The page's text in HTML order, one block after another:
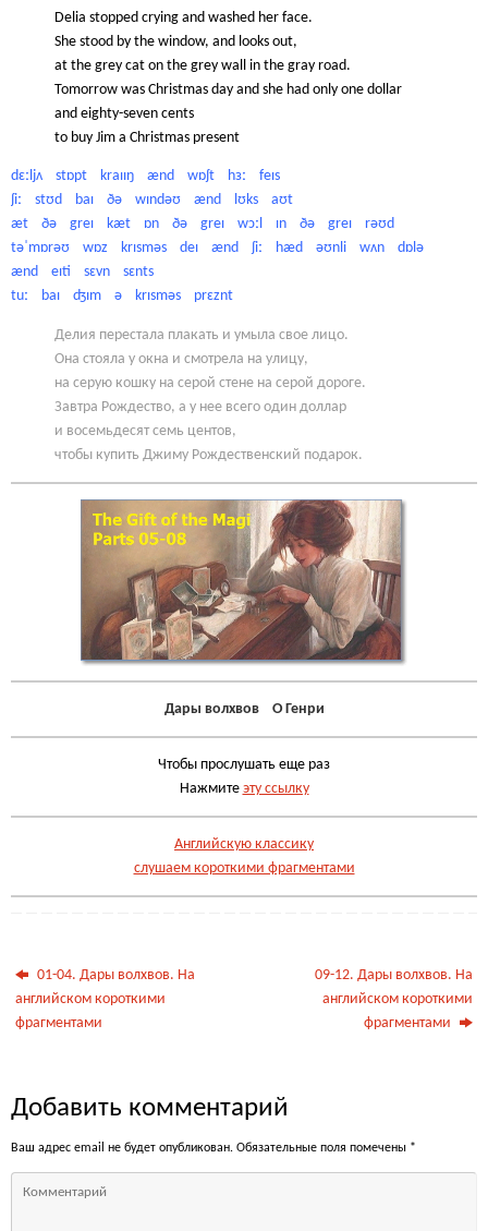
Delia stopped crying and washed her face.
She stood by the window, and looks out,
at the grey cat on the grey wall in the gray road.
Tomorrow was Christmas day and she had only one dollar
and eighty-seven cents
to buy Jim a Christmas present
dɛːljʌ stɒpt kraɪɪŋ ænd wɒʃt hɜː feɪs
ʃiː stʊd baɪ ðə wɪndəʊ ænd lʊks aʊt
æt ðə greɪ kæt ɒn ðə greɪ wɔːl ɪn ðə greɪ rəʊd
təˈmɒrəʊ wɒz krɪsməs deɪ ænd ʃiː hæd əʊnli wʌn dɒlə
ænd eɪti sɛvn sɛnts
tuː baɪ ʤɪm ə krɪsməs prɛznt
Делия перестала плакать и умыла свое лицо.
Она стояла у окна и смотрела на улицу,
на серую кошку на серой стене на серой дороге.
Завтра Рождество, а у нее всего один доллар
и восемьдесят семь центов,
чтобы купить Джиму Рождественский подарок.
Дары волхвов О Генри
Чтобы прослушать еще раз
Нажмите эту ссылку
Английскую классику
слушаем короткими фрагментами
01-04. Дары волхвов. На
английском короткими
фрагментами
09-12. Дары волхвов. На
английском короткими
фрагментами
Добавить комментарий
Ваш адрес email не будет опубликован. Обязательные поля помечены *